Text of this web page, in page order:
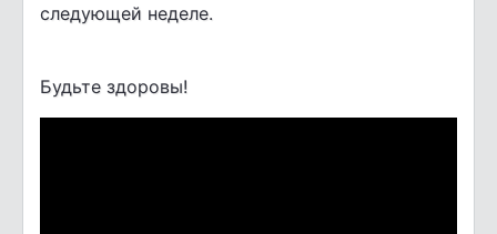
следующей неделе.
Будьте здоровы!